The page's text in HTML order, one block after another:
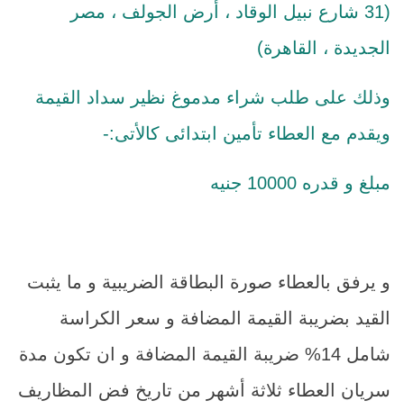
(31 شارع نبيل الوقاد ، أرض الجولف ، مصر
الجديدة ، القاهرة)
وذلك على طلب شراء مدموغ نظير سداد القيمة
ويقدم مع العطاء تأمين ابتدائى كالأتى:-
مبلغ و قدره 10000 جنيه
و يرفق بالعطاء صورة البطاقة الضريبية و ما يثبت
القيد بضريبة القيمة المضافة و سعر الكراسة
شامل 14% ضريبة القيمة المضافة و ان تكون مدة
سريان العطاء ثلاثة أشهر من تاريخ فض المظاريف